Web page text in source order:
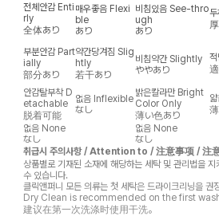
전체안감 Enti
rly
全体あり
매우좋음 Flexi
ble
あり
비침있음 See-thro
ugh
あり
부분안감 Part
ially
部分あり
약간당겨짐 Slig
htly
若干あり
비침약간 Slightly
ややあり
안감탈부착 D
etachable
脱着可能
없음 Inflexible
なし
밝은칼라만 Bright
Color Only
薄い色あり
없음 None
なし
없음 None
なし
취급시 주의사항 / Attention to / 注意事项 / 注
상품별로 기재된 소재에 해당하는 세탁 및 관리법을
수 있습니다.
클릭앤퍼니 모든 의류는 첫 세탁은 드라이크리닝을 권
Dry Clean is recommended on the first
建议在第一次洗涤时使用干洗。